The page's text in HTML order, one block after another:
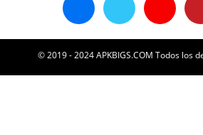
© 2019 - 2024 APKBIGS.COM Todos los